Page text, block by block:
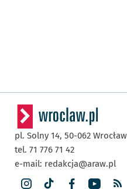
pl. Solny 14, 50-062 Wrocław
tel. 71 776 71 42
e-mail: redakcja@araw.pl